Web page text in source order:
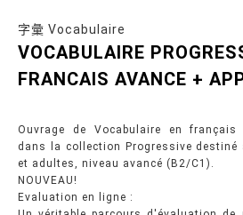
字彙 Vocabulaire
VOCABULAIRE
FRANCAIS AVANCE +
Ouvrage de Vocabulaire en français
dans la collection Progressive destiné
et adultes, niveau avancé (B2/C1).
NOUVEAU!
Evaluation en ligne :